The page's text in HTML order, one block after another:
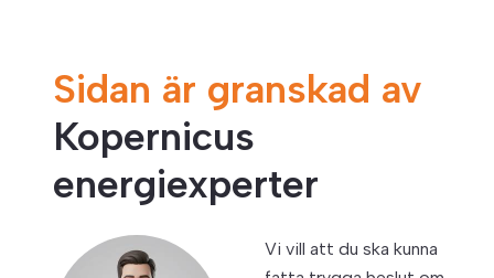
Sidan är granskad av
Kopernicus
energiexperter
Vi vill att du ska kunna